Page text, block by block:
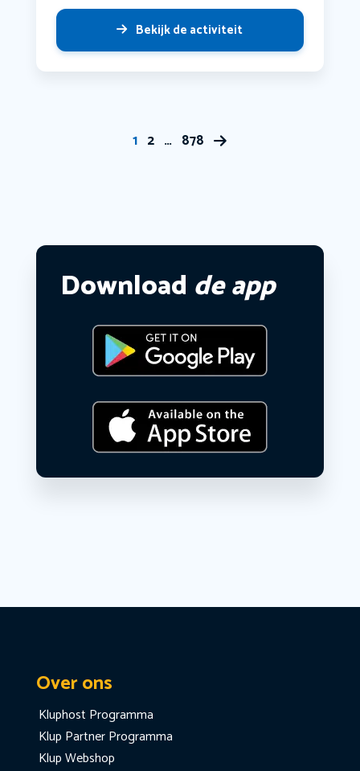
Bekijk de activiteit
1 2 … 878
Download de app
Over ons
Kluphost Programma
Klup Partner Programma
Klup Webshop